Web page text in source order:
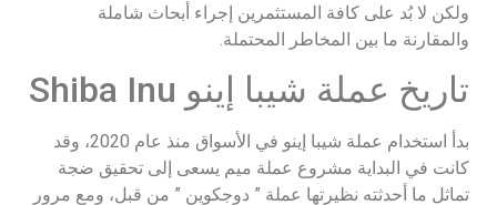
ولكن لا بُد على كافة المستثمرين إجراء أبحاث شاملة
والمقارنة ما بين المخاطر المحتملة.
تاريخ عملة شيبا إينو Shiba Inu
بدأ استخدام عملة شيبا إينو في الأسواق منذ عام 2020، وقد
كانت في البداية مشروع عملة ميم يسعى إلى تحقيق ضجة
تماثل ما أحدثته نظيرتها عملة ” دوجكوين ” من قبل، ومع مرور